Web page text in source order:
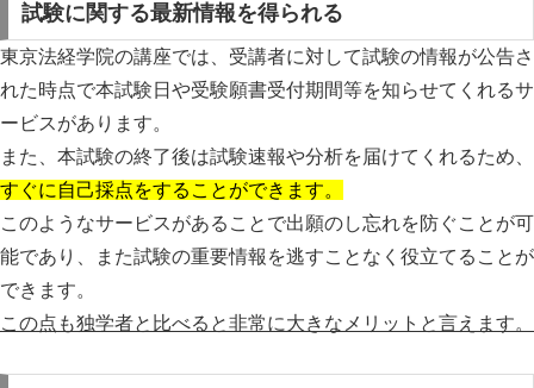
試験に関する最新情報を得られる
東京法経学院の講座では、 受講者に対して試験の情報が公告さ
れた時点で本試験日や受験願書受付期間等を知らせてくれるサ
ービスがあります。
また、本試験の終了後は試験速報や分析を届けてくれるため、
すぐに自己採点をすることができます。
このようなサービスがあることで出願のし忘れを防ぐことが可
能であり、また試験の重要情報を逃すことなく役立てることが
できます。
この点も独学者と比べると非常に大きなメリットと言えます。